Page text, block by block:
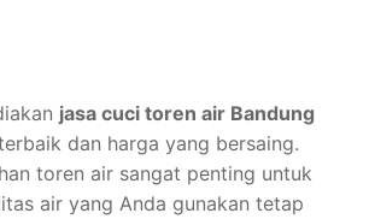
jasa cuci toren air Bandung
dan harga yang bersaing.
toren air sangat penting untuk
air yang Anda gunakan tetap